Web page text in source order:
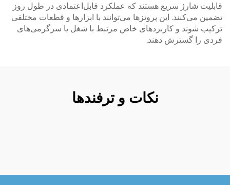
قابلیت شارژ سریع هستند که عملکرد قابل‌اعتمادی در طول روز
تضمین می‌کنند. این پروتزها می‌توانند با ابزارها و قطعات مختلفی
ترکیب شوند و کاربردهای خاص مرتبط با شغل یا سرگرمی‌های
فردی را گسترش دهند.
نکات و ترفندها